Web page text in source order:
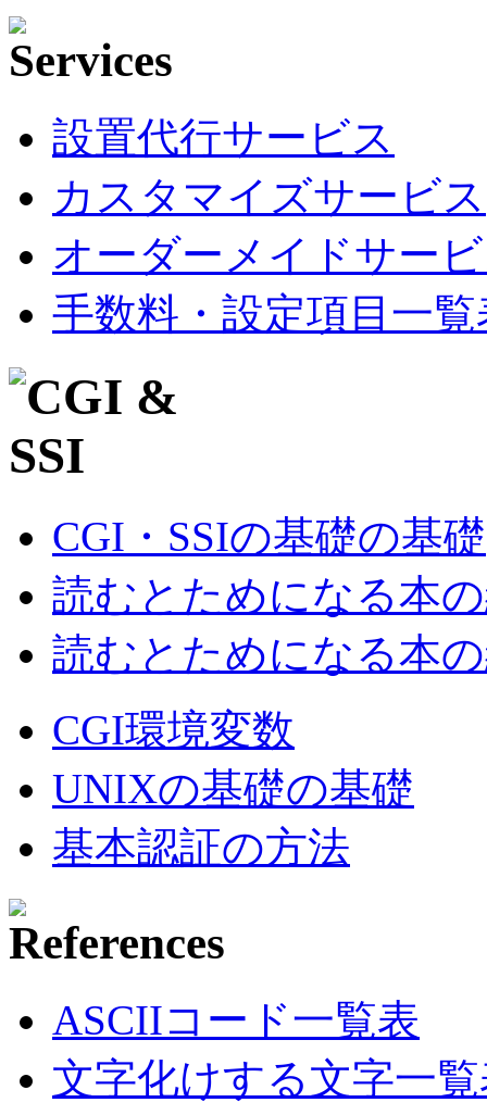
設置代行サービス
カスタマイズサービス
オーダーメイドサー
手数料・設定項目一覧
CGI・SSIの基礎の基礎
読むとためになる本
読むとためになる本
CGI環境変数
UNIXの基礎の基礎
基本認証の方法
ASCIIコード一覧表
文字化けする文字一